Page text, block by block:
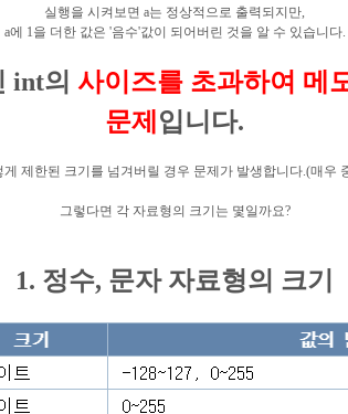
실행을 시켜보면 a는 정상적으로 출력되지만,
a에 1을 더한 값은 '음수'값이 되어버린 것을 알 수 있습니다.
int의 사이즈를 초과하여 메
문제 입니다.
게 제한된 크기를 넘겨버릴 경우 문제가 발생합니다.(매우
그렇다면 각 자료형의 크기는 몇일까요?
1. 정수, 문자 자료형의 크기